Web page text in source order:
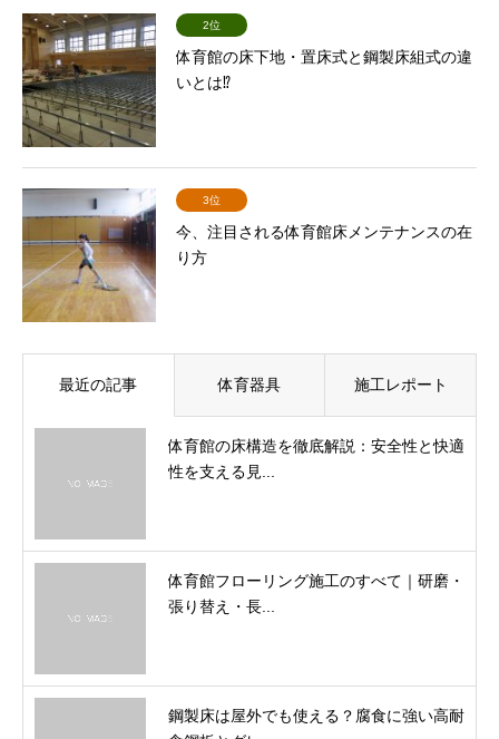
2位
体育館の床下地・置床式と鋼製床組式の違
いとは⁉
3位
今、注目される体育館床メンテナンスの在
り方
最近の記事 体育器具 施工レポート
体育館の床構造を徹底解説：安全性と快適
性を支える見...
体育館フローリング施工のすべて｜研磨・
張り替え・長...
鋼製床は屋外でも使える？腐食に強い高耐